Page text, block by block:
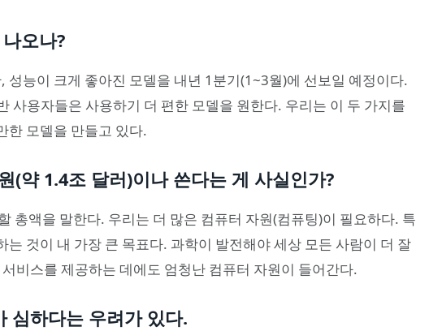
오나?
성능이 크게 좋아진 모델을 내년 1분기(1~3월)에 선보일 예정이다.
사용자들은 사용하기 더 편한 모델을 원한다. 우리는 이 두 가지를
한 모델을 만들고 있다.
(약 1.4조 달러)이나 쓴다는 게 사실인가?
총액을 말한다. 우리는 더 많은 컴퓨터 자원(컴퓨팅)이 필요하다. 특
것이 내 가장 큰 목표다. 과학이 발전해야 세상 모든 사람이 더 잘
비스를 제공하는 데에도 엄청난 컴퓨터 자원이 들어간다.
심하다는 우려가 있다.